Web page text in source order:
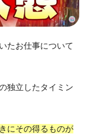
たお仕事について
独立したタイミン
にその得るものが